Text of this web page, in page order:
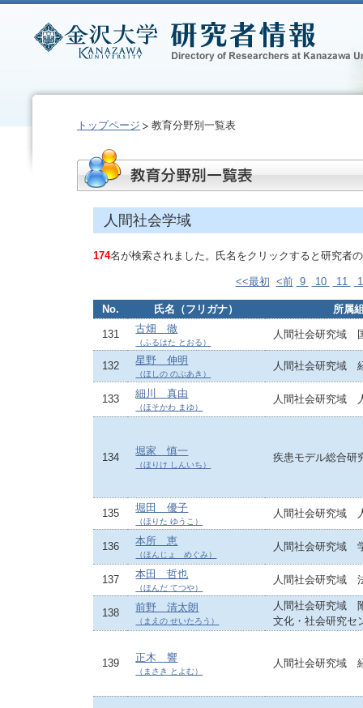
トップページ 教育分野別一覧表
人間社会学域
174名が検索されました。氏名をクリックすると研究者
<<最初 <前 9 10 11
No. 氏名（フリガナ） 所属
131 古畑 徹
（ふるはた とおる）
人間社会研究域
132 星野 伸明
（ほしの のぶあき）
人間社会研究域
133 細川 真由
（ほそかわ まゆ）
人間社会研究域
134
堀家 慎一
（ほりけ しんいち）
疾患モデル総合研
135 堀田 優子
（ほりた ゆうこ）
人間社会研究域
136 本所 恵
（ほんじょ めぐみ）
人間社会研究域
137 本田 哲也
（ほんだ てつや）
人間社会研究域
138 前野 清太朗
（まえの せいたろう）
人間社会研究域
文化・社会研究セ
139 正木 響
（まさき とよむ）
人間社会研究域